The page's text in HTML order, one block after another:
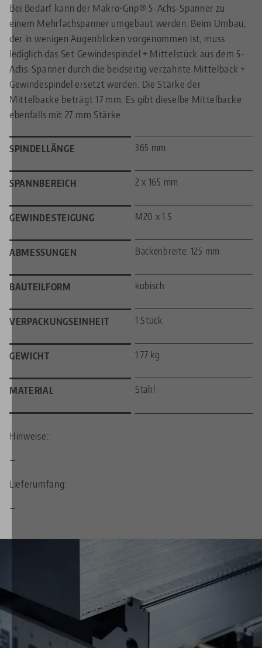
Bei Bedarf kann der Makro•Grip® 5-Achs-Spanner zu
einem Mehrfachspanner umgebaut werden. Beim Umbau,
der in wenigen Augenblicken vorgenommen ist, muss
lediglich das Set Gewindespindel + Mittelstück aus dem 5-
Achs-Spanner durch die beidseitig verzahnte Mittelback +
Gewindespindel ersetzt werden. Die Stärke der
Mittelbacke beträgt 17 mm. Es gibt dieselbe Mittelbacke
ebenfalls mit 27 mm Stärke.
SPINDELLÄNGE 365 mm
SPANNBEREICH 2 x 165 mm
GEWINDESTEIGUNG M20 x 1.5
ABMESSUNGEN Backenbreite: 125 mm
BAUTEILFORM kubisch
VERPACKUNGSEINHEIT 1 Stück
GEWICHT 1.77 kg
MATERIAL Stahl
Hinweise:
—
Lieferumfang:
—